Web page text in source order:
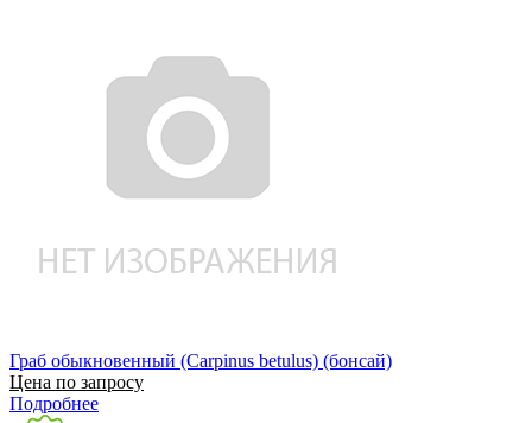
Граб обыкновенный (Carpinus betulus) (бонсай)
Цена по запросу
Подробнее